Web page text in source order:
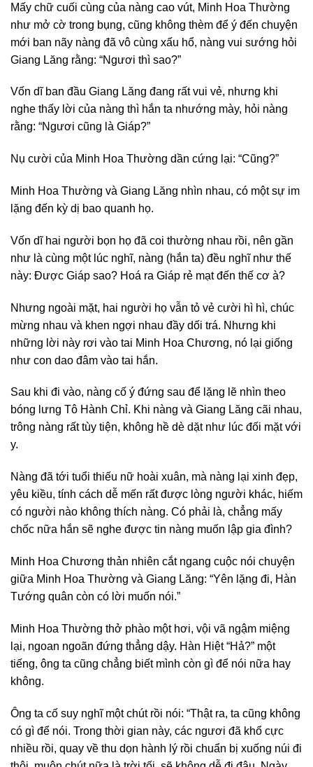
Mấy chữ cuối cùng của nàng cao vút, Minh Hoa Thường
như mở cờ trong bụng, cũng không thèm để ý đến chuyện
mới ban nãy nàng đã vô cùng xấu hổ, nàng vui sướng hỏi
Giang Lăng rằng: “Ngươi thì sao?”
Vốn dĩ ban đầu Giang Lăng đang rất vui vẻ, nhưng khi
nghe thấy lời của nàng thì hắn ta nhướng mày, hỏi nàng
rằng: “Ngươi cũng là Giáp?”
Nụ cười của Minh Hoa Thường dần cứng lại: “Cũng?”
Minh Hoa Thường và Giang Lăng nhìn nhau, có một sự im
lặng đến kỳ dị bao quanh họ.
Vốn dĩ hai người bọn họ đã coi thường nhau rồi, nên gần
như là cùng một lúc nghĩ, nàng (hắn ta) đều nghĩ như thế
này: Được Giáp sao? Hoá ra Giáp rẻ mạt đến thế cơ à?
Nhưng ngoài mặt, hai người họ vẫn tỏ vẻ cười hì hì, chúc
mừng nhau và khen ngợi nhau đầy dối trá. Nhưng khi
những lời này rơi vào tai Minh Hoa Chương, nó lại giống
như con dao đâm vào tai hắn.
Sau khi đi vào, nàng cố ý đứng sau để lặng lẽ nhìn theo
bóng lưng Tô Hành Chỉ. Khi nàng và Giang Lăng cãi nhau,
trông nàng rất tùy tiện, không hề dè dặt như lúc đối mặt với
y.
Nàng đã tới tuổi thiếu nữ hoài xuân, mà nàng lại xinh đẹp,
yêu kiều, tính cách dễ mến rất được lòng người khác, hiếm
có người nào không thích nàng. Có phải là, chẳng mấy
chốc nữa hắn sẽ nghe được tin nàng muốn lập gia đình?
Minh Hoa Chương thản nhiên cắt ngang cuộc nói chuyện
giữa Minh Hoa Thường và Giang Lăng: “Yên lặng đi, Hàn
Tướng quân còn có lời muốn nói.”
Minh Hoa Thường thở phào một hơi, vội vã ngậm miệng
lại, ngoan ngoãn đứng thẳng dậy. Hàn Hiệt “Hả?” một
tiếng, ông ta cũng chẳng biết mình còn gì để nói nữa hay
không.
Ông ta cố suy nghĩ một chút rồi nói: “Thật ra, ta cũng không
có gì để nói. Trong thời gian này, các ngươi đã khổ cực
nhiều rồi, quay về thu dọn hành lý rồi chuẩn bị xuống núi đi